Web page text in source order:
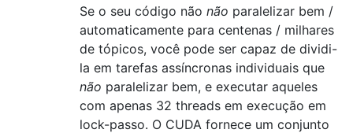
Se o seu código não não paralelizar bem /
automaticamente para centenas / milhares
de tópicos, você pode ser capaz de dividi-
la em tarefas assíncronas individuais que
não paralelizar bem, e executar aqueles
com apenas 32 threads em execução em
lock-passo. O CUDA fornece um conjunto